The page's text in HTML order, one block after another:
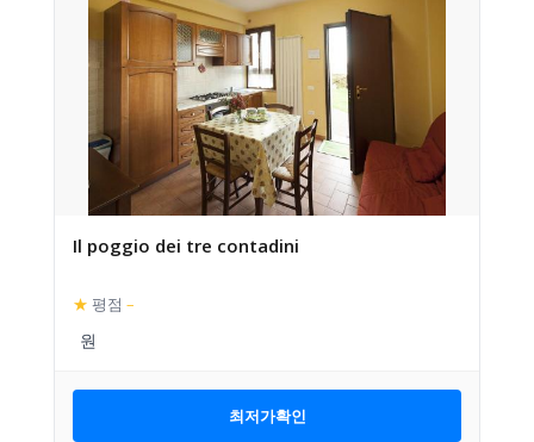
Il poggio dei tre contadini
★ 평점 –
최저가확인